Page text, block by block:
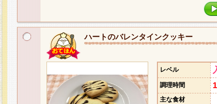
ハートのバレンタインクッキー
レベル
調理時間
主な食材